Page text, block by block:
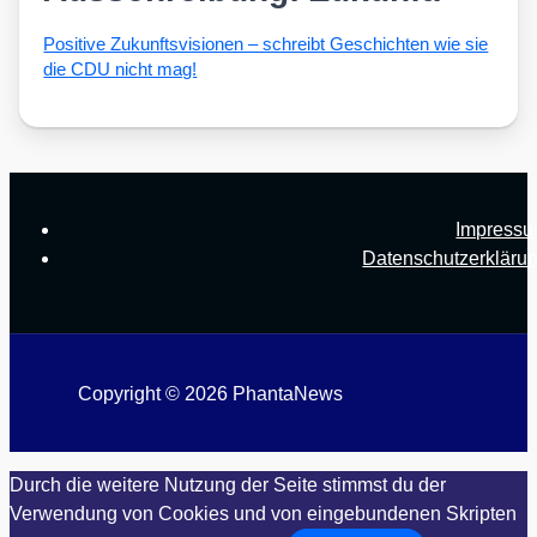
Posi­ti­ve Zukunfts­vi­sio­nen – schreibt Geschich­ten wie sie
die CDU nicht mag!
Copyright © 2026 PhantaNews
Durch die weitere Nutzung der Seite stimmst du der
Verwendung von Cookies und von eingebundenen Skripten